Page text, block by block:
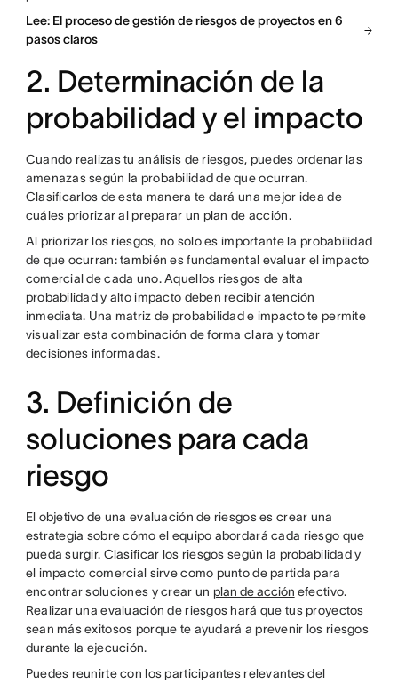
Lee: El proceso de gestión de riesgos de proyectos en 6
pasos claros
2. Determinación de la
probabilidad y el impacto
Cuando realizas tu análisis de riesgos, puedes ordenar las
amenazas según la probabilidad de que ocurran.
Clasificarlos de esta manera te dará una mejor idea de
cuáles priorizar al preparar un plan de acción.
Al priorizar los riesgos, no solo es importante la probabilidad
de que ocurran: también es fundamental evaluar el impacto
comercial de cada uno. Aquellos riesgos de alta
probabilidad y alto impacto deben recibir atención
inmediata. Una matriz de probabilidad e impacto te permite
visualizar esta combinación de forma clara y tomar
decisiones informadas.
3. Definición de
soluciones para cada
riesgo
El objetivo de una evaluación de riesgos es crear una
estrategia sobre cómo el equipo abordará cada riesgo que
pueda surgir. Clasificar los riesgos según la probabilidad y
el impacto comercial sirve como punto de partida para
encontrar soluciones y crear un plan de acción efectivo.
Realizar una evaluación de riesgos hará que tus proyectos
sean más exitosos porque te ayudará a prevenir los riesgos
durante la ejecución.
Puedes reunirte con los participantes relevantes del